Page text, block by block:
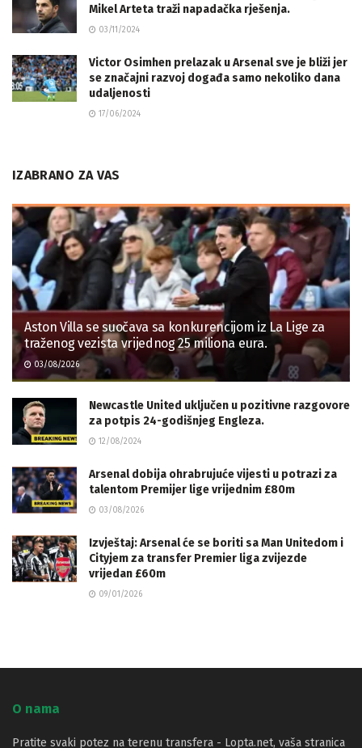
Mikel Arteta traži napadačka rješenja.
03/11/2024
Victor Osimhen prelazak u Arsenal sve je bliži jer
se značajni razvoj događa samo nekoliko dana
udaljenosti
17/06/2024
IZABRANO ZA VAS
Aston Villa se suočava sa konkurencijom iz La Lige za
traženog vezista vrijednog 25 miliona eura.
03/08/2026
Newcastle United uključen u pozitivne razgovore
za potpis 24-godišnjeg Engleza.
12/08/2024
Arsenal dobija ohrabrujuće vijesti u potrazi za
talentom Premijer lige vrijednim £80m
03/08/2026
Izvještaj: Arsenal će se boriti sa Man Unitedom i
Cityjem za transfer Premier liga zvijezde
vrijedan £60m
09/01/2026
O nama
Pratite svaki potez na terenu transfera - Lopta.net, vaša stranica